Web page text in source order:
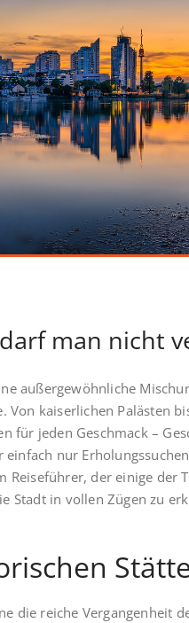
man nicht
außergewöhnliche
Von kaiserlichen Palästen
für jeden Geschmack –
nur
Reiseführer, der einige der
Stadt in vollen Zügen zu
die reiche Vergangenheit